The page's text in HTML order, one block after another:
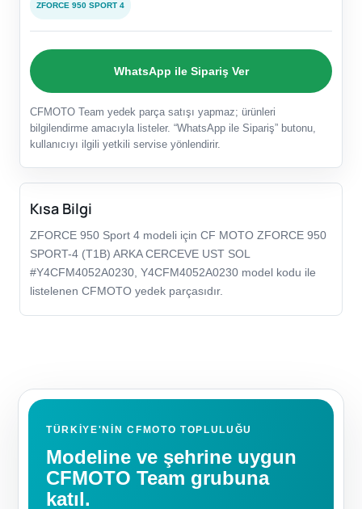
ZFORCE 950 SPORT 4
WhatsApp ile Sipariş Ver
CFMOTO Team yedek parça satışı yapmaz; ürünleri
bilgilendirme amacıyla listeler. “WhatsApp ile Sipariş” butonu,
kullanıcıyı ilgili yetkili servise yönlendirir.
Kısa Bilgi
ZFORCE 950 Sport 4 modeli için CF MOTO ZFORCE 950
SPORT-4 (T1B) ARKA CERCEVE UST SOL
#Y4CFM4052A0230, Y4CFM4052A0230 model kodu ile
listelenen CFMOTO yedek parçasıdır.
TÜRKIYE'NIN CFMOTO TOPLULUĞU
Modeline ve şehrine uygun
CFMOTO Team grubuna
katıl.